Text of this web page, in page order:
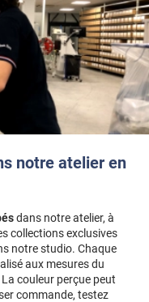
notre atelier en
dans notre atelier, à
collections exclusives
notre studio. Chaque
aux mesures du
La couleur perçue peut
commande, testez